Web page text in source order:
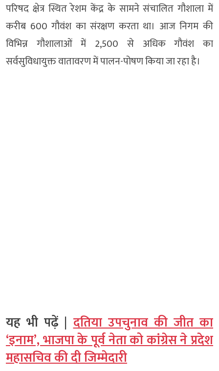
परिषद क्षेत्र स्थित रेशम केंद्र के सामने संचालित गौशाला में
करीब 600 गौवंश का संरक्षण करता था। आज निगम की
विभिन्न गौशालाओं में 2,500 से अधिक गौवंश का
सर्वसुविधायुक्त वातावरण में पालन-पोषण किया जा रहा है।
यह भी पढ़ें |दतिया उपचुनाव की जीत का
‘इनाम’, भाजपा के पूर्व नेता को कांग्रेस ने प्रदेश
महासचिव की दी जिम्मेदारी